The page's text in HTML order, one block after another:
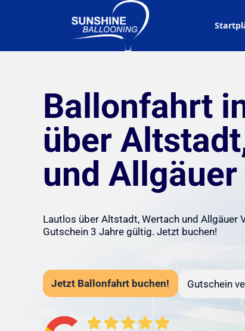
Ballonfahrt
über
und
Lautlos über Altstadt, Wertach und Allgäuer
Gutschein 3 Jahre gültig. Jetzt buchen!
Jetzt Ballonfahrt buchen! Gutschein